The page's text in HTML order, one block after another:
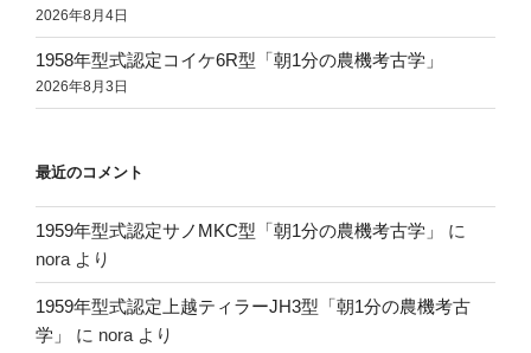
2026年8月4日
1958年型式認定コイケ6R型「朝1分の農機考古学」
2026年8月3日
最近のコメント
1959年型式認定サノMKC型「朝1分の農機考古学」
に
nora より
1959年型式認定上越ティラーJH3型「朝1分の農機考古
学」
に nora より